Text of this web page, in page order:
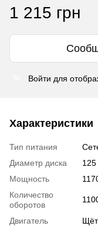
1 215 грн
Войти для
Характеристики
Тип питания
Диаметр диска
Мощность
Количество
оборотов
Двигатель